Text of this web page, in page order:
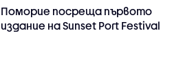
Поморие посреща първото
издание на Sunset Port Festival